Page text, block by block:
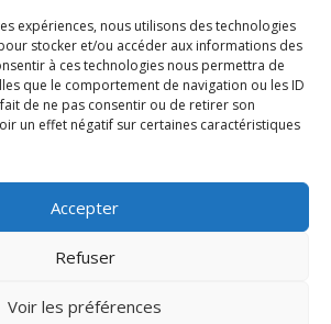
expériences, nous utilisons des technologies
stocker et/ou accéder aux informations des
à ces technologies nous permettra de
que le comportement de navigation ou les ID
de ne pas consentir ou de retirer son
un effet négatif sur certaines caractéristiques
Accepter
Refuser
Voir les préférences
Notre-Dame